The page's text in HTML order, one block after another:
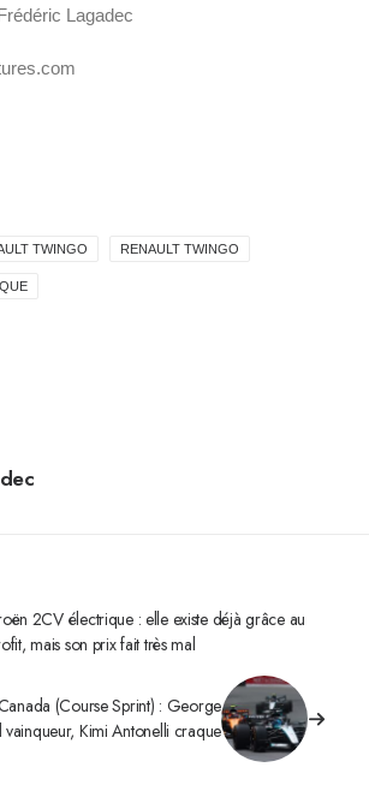
Lagadec
TWINGO RENAULT TWINGO
2CV électrique : elle existe déjà grâce au
mais son prix fait très mal
(Course Sprint) : George
vainqueur, Kimi Antonelli craque